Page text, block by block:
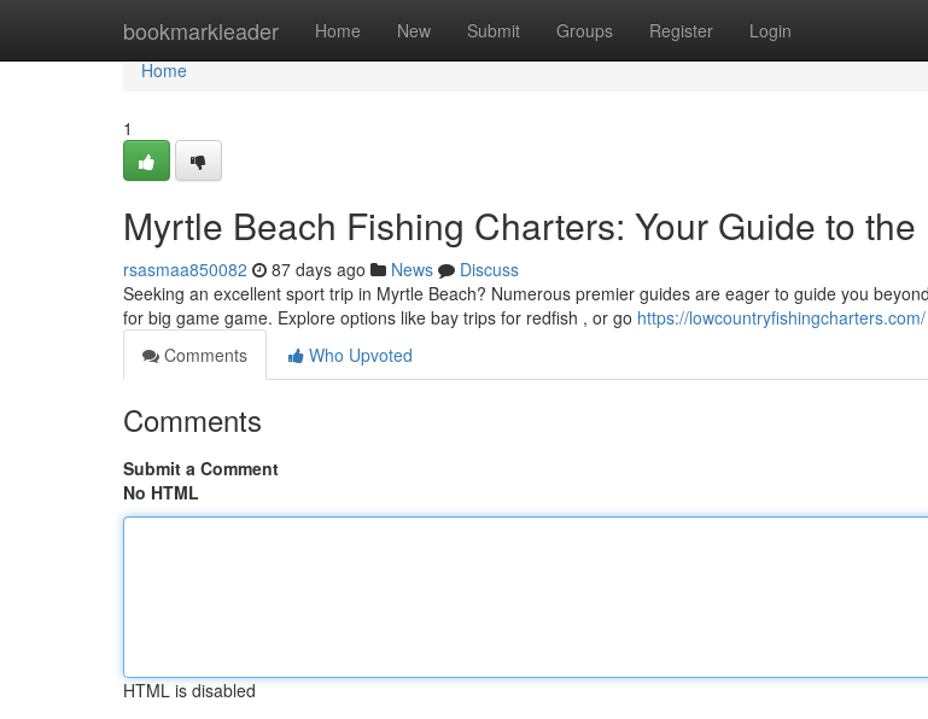
bookmarkleader Home New Submit Groups Register Login
Home
Home
1
Myrtle Beach Fishing Charters: Your Guide to the
rsasmaa850082 87 days ago News
Discuss
Seeking an excellent sport trip in Myrtle Beach? Numerous premier guides are eager to guide you
for big game game. Explore options like bay trips for redfish , or go https://lowcountryfishingcharters.com/
Comments
Who Upvoted
Comments
Submit a Comment
No HTML
HTML is disabled